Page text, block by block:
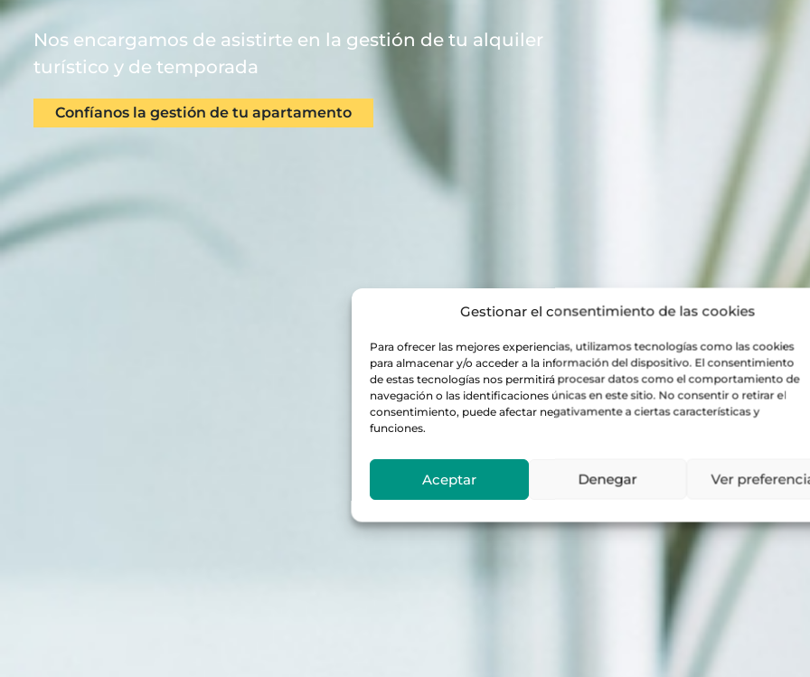
Gestionar el consentimiento de las cookies
Para ofrecer las mejores experiencias, utilizamos tecnologías como las cookies
para almacenar y/o acceder a la información del dispositivo. El consentimiento
de estas tecnologías nos permitirá procesar datos como el comportamiento de
navegación o las identificaciones únicas en este sitio. No consentir o retirar el
consentimiento, puede afectar negativamente a ciertas características y
funciones.
Aceptar Denegar Ver
Nos encargamos de asistirte en la gestión de tu alquiler
turístico y de temporada
Confíanos la gestión de tu apartamento